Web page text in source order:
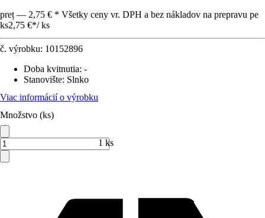
preț — 2,75 € * Všetky ceny vr. DPH a bez nákladov na prepravu pe
ks2,75 €*/ ks
č. výrobku: 10152896
Doba kvitnutia: -
Stanovište: Slnko
Viac informácií o výrobku
Množstvo (ks)
1 ks